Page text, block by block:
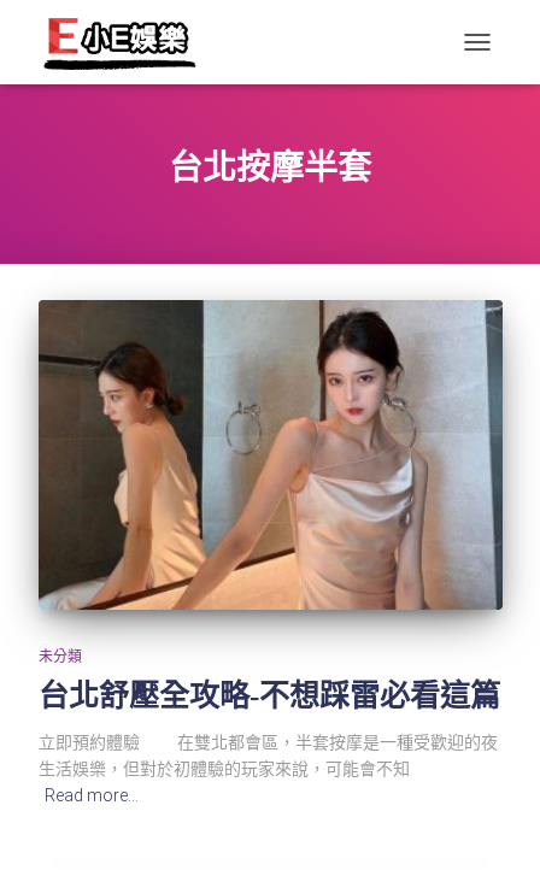
台北按摩半套
未分類
台北舒壓全攻略-不想踩雷必看這篇
立即預約體驗 在雙北都會區，半套按摩是一種受歡迎的夜
生活娛樂，但對於初體驗的玩家來說，可能會不知
Read more…